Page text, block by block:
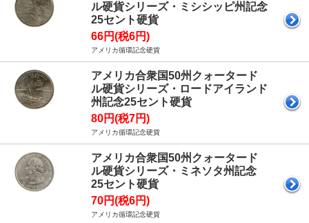
ル硬貨シリーズ・ミシシッピ州記念
25セント硬貨
66円(税6円)
アメリカ循環記念硬貨
アメリカ合衆国50州クォータード
ル硬貨シリーズ・ロードアイランド
州記念25セント硬貨
80円(税7円)
アメリカ循環記念硬貨
アメリカ合衆国50州クォータード
ル硬貨シリーズ・ミネソタ州記念
25セント硬貨
70円(税6円)
アメリカ循環記念硬貨